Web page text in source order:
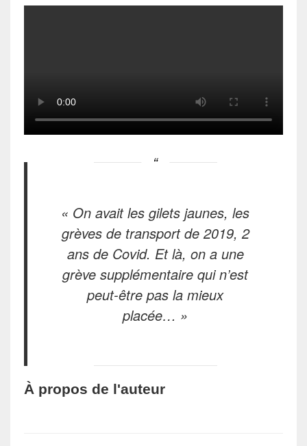
« On avait les gilets jaunes, les
grèves de transport de 2019, 2
ans de Covid. Et là, on a une
grève supplémentaire qui n’est
peut-être pas la mieux
placée… »
À propos de l'auteur